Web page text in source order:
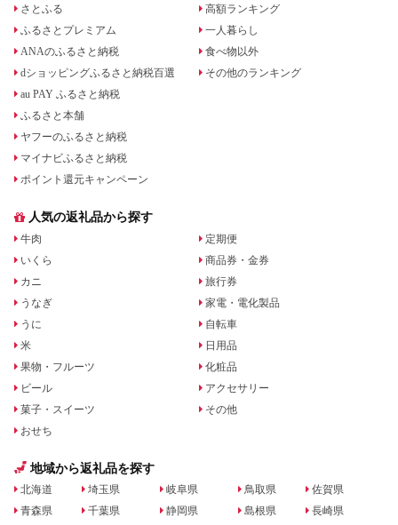
さとふる
ふるさとプレミアム
ANAのふるさと納税
dショッピングふるさと納税百選
au PAY ふるさと納税
ふるさと本舗
ヤフーのふるさと納税
マイナビふるさと納税
ポイント還元キャンペーン
高額ランキング
一人暮らし
食べ物以外
その他のランキング
人気の返礼品から探す
牛肉
いくら
カニ
うなぎ
うに
米
果物・フルーツ
ビール
菓子・スイーツ
おせち
定期便
商品券・金券
旅行券
家電・電化製品
自転車
日用品
化粧品
アクセサリー
その他
地域から返礼品を探す
北海道
青森県
埼玉県
千葉県
岐阜県
静岡県
鳥取県
島根県
佐賀県
長崎県